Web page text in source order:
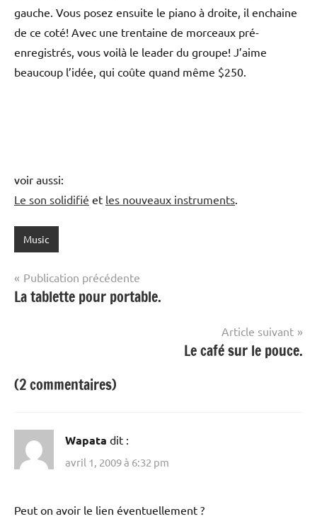
gauche. Vous posez ensuite le piano à droite, il enchaine
de ce coté! Avec une trentaine de morceaux pré-
enregistrés, vous voilà le leader du groupe! J’aime
beaucoup l’idée, qui coûte quand même $250.
voir aussi:
Le son solidifié et les nouveaux instruments
Music
Navigation
de
Publication précédente
La tablette pour portable.
Article suivant
Le café sur le pouce.
(2 commentaires)
Wapata dit :
avril 1, 2009 à 6:32 pm
Peut on avoir le lien éventuellement ?